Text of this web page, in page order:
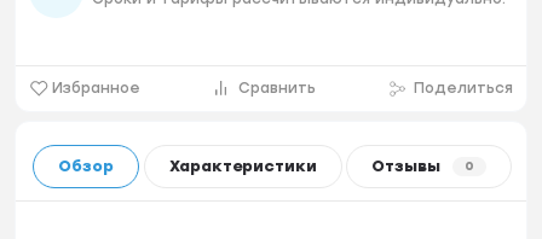
Избранное Сравнить Поделиться
Обзор Характеристики Отзывы 0